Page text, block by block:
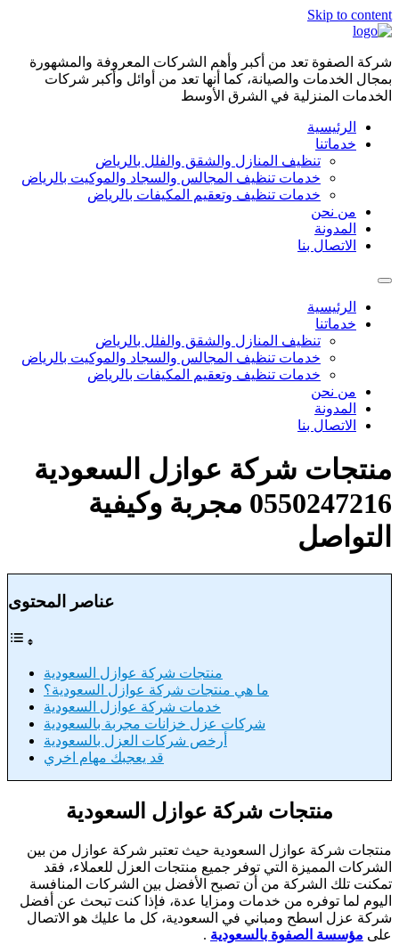
Skip to content
شركة الصفوة تعد من أكبر وأهم الشركات المعروفة والمشهورة
بمجال الخدمات والصيانة، كما أنها تعد من أوائل وأكبر شركات
الخدمات المنزلية في الشرق الأوسط
الرئيسية
خدماتنا
تنظيف المنازل والشقق والفلل بالرياض
خدمات تنظيف المجالس والسجاد والموكيت بالرياض
خدمات تنظيف وتعقيم المكيفات بالرياض
من نحن
المدونة
الاتصال بنا
الرئيسية
خدماتنا
تنظيف المنازل والشقق والفلل بالرياض
خدمات تنظيف المجالس والسجاد والموكيت بالرياض
خدمات تنظيف وتعقيم المكيفات بالرياض
من نحن
المدونة
الاتصال بنا
منتجات شركة عوازل السعودية
0550247216 مجربة وكيفية
التواصل
عناصر المحتوى
منتجات شركة عوازل السعودية
ما هي منتجات شركة عوازل السعودية؟
خدمات شركة عوازل السعودية
شركات عزل خزانات مجربة بالسعودية
أرخص شركات العزل بالسعودية
قد يعجبك مهام اخري
منتجات شركة عوازل السعودية
منتجات شركة عوازل السعودية حيث تعتبر شركة عوازل من بين
الشركات المميزة التي توفر جميع منتجات العزل للعملاء، فقد
تمكنت تلك الشركة من أن تصبح الأفضل بين الشركات المنافسة
اليوم لما توفره من خدمات ومزايا عدة، فإذا كنت تبحث عن أفضل
شركة عزل اسطح ومباني في السعودية، كل ما عليك هو الاتصال
على مؤسسة الصفوة بالسعودية .